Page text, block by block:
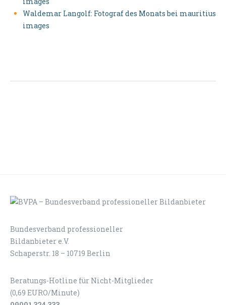
Waldemar Langolf: Fotograf des Monats bei mauritius
images
Bundesverband professioneller
Bildanbieter e.V.
Schaperstr. 18 – 10719 Berlin
Beratungs-Hotline für Nicht-Mitglieder
(0,69 EURO/Minute)